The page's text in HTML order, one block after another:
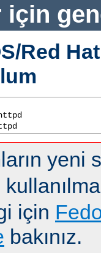
için
Red
için
bakınız.